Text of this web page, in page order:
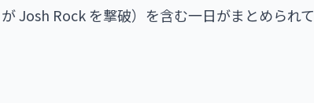
Josh Rock を撃破）を含む一日がまとめられて